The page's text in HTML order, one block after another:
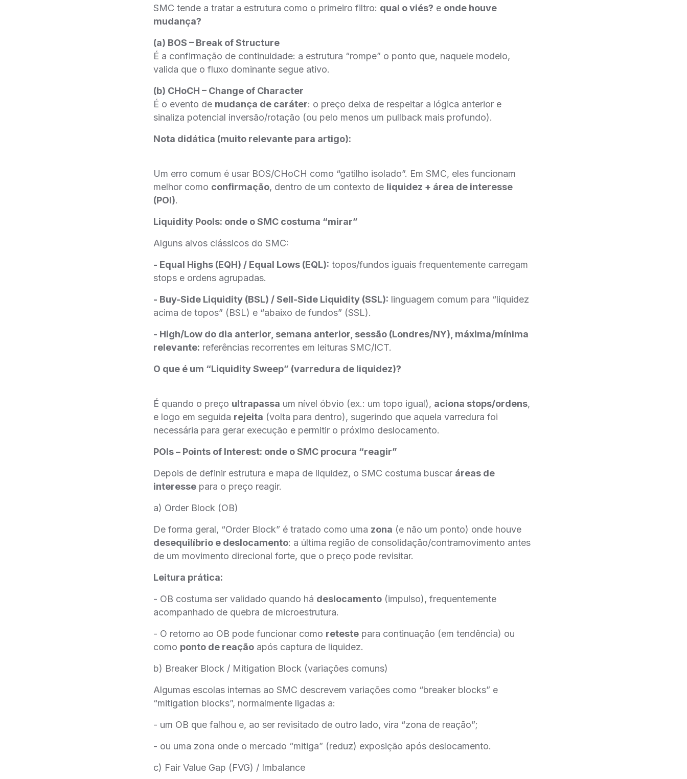
SMC tende a tratar a estrutura como o primeiro filtro: qual o viés? e onde houve
mudança?
(a) BOS – Break of Structure
É a confirmação de continuidade: a estrutura “rompe” o ponto que, naquele modelo,
valida que o fluxo dominante segue ativo.
(b) CHoCH – Change of Character
É o evento de mudança de caráter: o preço deixa de respeitar a lógica anterior e
sinaliza potencial inversão/rotação (ou pelo menos um pullback mais profundo).
Nota didática (muito relevante para artigo):
Um erro comum é usar BOS/CHoCH como “gatilho isolado”. Em SMC, eles funcionam
melhor como confirmação, dentro de um contexto de liquidez + área de interesse
(POI).
Liquidity Pools: onde o SMC costuma “mirar”
Alguns alvos clássicos do SMC:
- Equal Highs (EQH) / Equal Lows (EQL): topos/fundos iguais frequentemente carregam
stops e ordens agrupadas.
- Buy-Side Liquidity (BSL) / Sell-Side Liquidity (SSL): linguagem comum para “liquidez
acima de topos” (BSL) e “abaixo de fundos” (SSL).
- High/Low do dia anterior, semana anterior, sessão (Londres/NY), máxima/mínima
relevante: referências recorrentes em leituras SMC/ICT.
O que é um “Liquidity Sweep” (varredura de liquidez)?
É quando o preço ultrapassa um nível óbvio (ex.: um topo igual), aciona stops/ordens,
e logo em seguida rejeita (volta para dentro), sugerindo que aquela varredura foi
necessária para gerar execução e permitir o próximo deslocamento.
POIs – Points of Interest: onde o SMC procura “reagir”
Depois de definir estrutura e mapa de liquidez, o SMC costuma buscar áreas de
interesse para o preço reagir.
a) Order Block (OB)
De forma geral, “Order Block” é tratado como uma zona (e não um ponto) onde houve
desequilíbrio e deslocamento: a última região de consolidação/contramovimento antes
de um movimento direcional forte, que o preço pode revisitar.
Leitura prática:
- OB costuma ser validado quando há deslocamento (impulso), frequentemente
acompanhado de quebra de microestrutura.
- O retorno ao OB pode funcionar como reteste para continuação (em tendência) ou
como ponto de reação após captura de liquidez.
b) Breaker Block / Mitigation Block (variações comuns)
Algumas escolas internas ao SMC descrevem variações como “breaker blocks” e
“mitigation blocks”, normalmente ligadas a:
- um OB que falhou e, ao ser revisitado de outro lado, vira “zona de reação”;
- ou uma zona onde o mercado “mitiga” (reduz) exposição após deslocamento.
c) Fair Value Gap (FVG) / Imbalance